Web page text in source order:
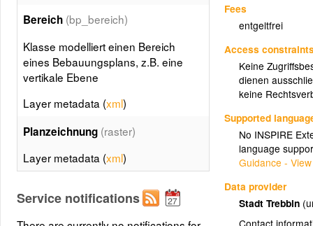
Fees
entgeltfrei
Access
Keine
dienen
keine
Supported
No INSPIRE
language
Guidance -
Data provider
Stadt Trebbin
Bereich (bp_bereich)
Klasse modelliert einen Bereich
eines Bebauungsplans, z.B. eine
vertikale Ebene
Layer metadata (xml)
Planzeichnung (raster)
Layer metadata (xml)
Service notifications